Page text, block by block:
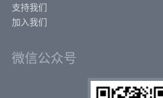
支持我们
加入我们
微信公众号